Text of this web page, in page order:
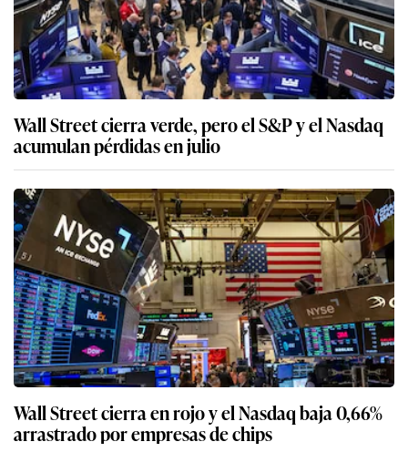
Wall Street cierra verde, pero el S&P y el Nasdaq
acumulan pérdidas en julio
Wall Street cierra en rojo y el Nasdaq baja 0,66%
arrastrado por empresas de chips